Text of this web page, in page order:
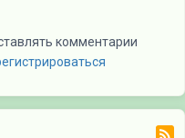
комментарии